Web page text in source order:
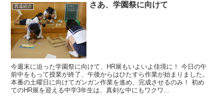
西遠紹介 さあ、学園祭に向けて
今週末に迫った学園祭に向けて、HR展もいよいよ佳境に！ 今日の午
前中をもって授業が終了、午後からはひたすら作業が始まりました。
本番の土曜日に向けてガンガン作業を進め、完成させるのみ！ 初め
てのHR展を迎える中学3年生は、真剣な中にもワクワ...